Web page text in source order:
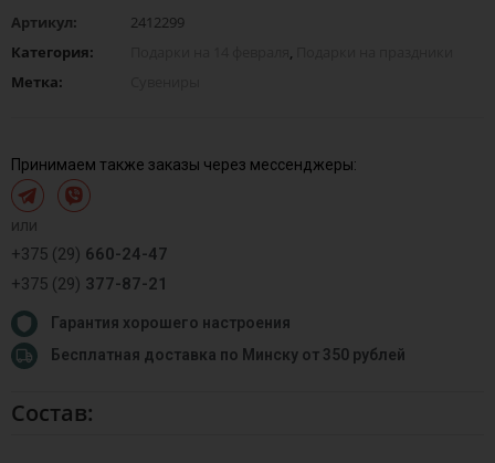
Артикул:
2412299
Категория:
,
Метка:
Принимаем также заказы через мессенджеры:
или
+375 (29) 660-24-47
+375 (29) 377-87-21
Гарантия хорошего настроения
Бесплатная доставка по Минску от 350 рублей
Состав: